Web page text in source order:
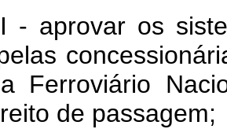
os
Ferroviário
de passagem;